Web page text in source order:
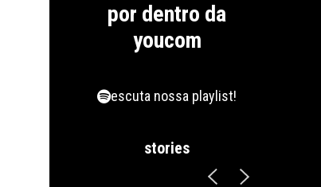
por dentro da
youcom
escuta nossa playlist!
stories